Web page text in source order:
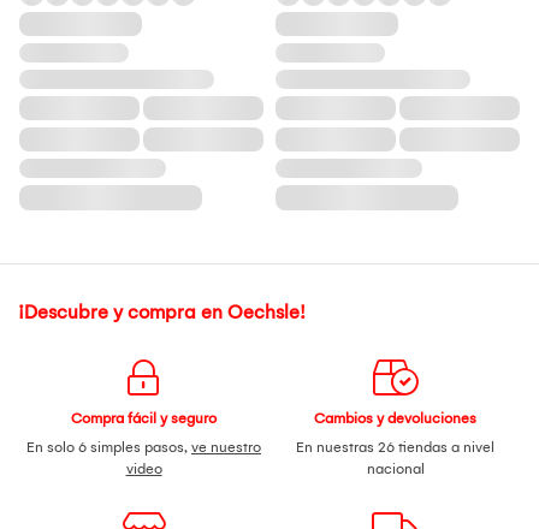
¡Descubre y compra en Oechsle!
Compra fácil y seguro
En solo 6 simples pasos, ve nuestro
video
Cambios y devoluciones
En nuestras 26 tiendas a nivel
nacional